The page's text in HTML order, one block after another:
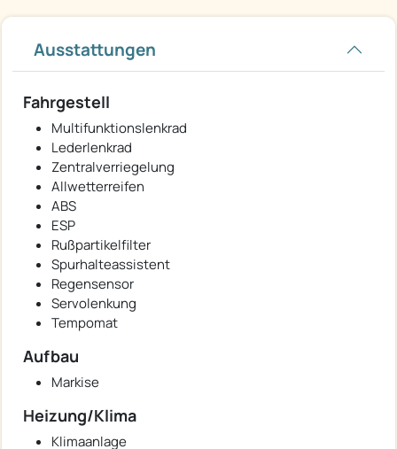
Ausstattungen
Fahrgestell
Multifunktionslenkrad
Lederlenkrad
Zentralverriegelung
Allwetterreifen
ABS
ESP
Rußpartikelfilter
Spurhalteassistent
Regensensor
Servolenkung
Tempomat
Aufbau
Markise
Heizung/Klima
Klimaanlage